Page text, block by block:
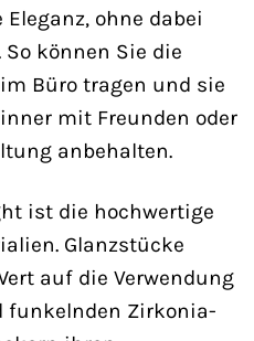
ohne dabei
können Sie die
Büro tragen und sie
mit Freunden oder
anbehalten.
ist die hochwertige
Glanzstücke
auf die Verwendung
funkelnden Zirkonia-